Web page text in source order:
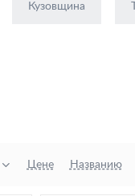
Кузовщина
Цене Названию